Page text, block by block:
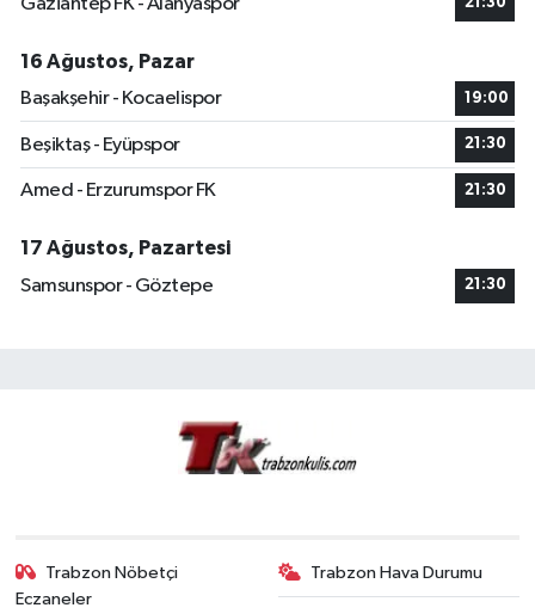
21:30
16 Ağustos, Pazar
Başakşehir - Kocaelispor
19:00
Beşiktaş - Eyüpspor 21:30
Amed - Erzurumspor FK 21:30
17 Ağustos, Pazartesi
Samsunspor - Göztepe
21:30
Trabzon Nöbetçi
Eczaneler
Trabzon Hava Durumu